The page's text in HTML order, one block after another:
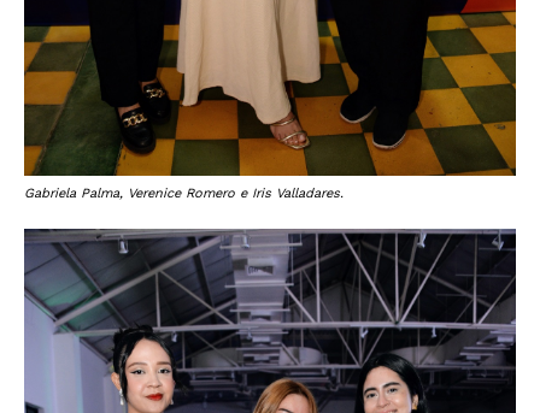
Gabriela Palma, Verenice Romero e Iris Valladares.